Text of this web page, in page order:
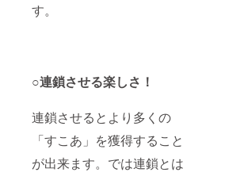
す。
○連鎖させる楽しさ！
連鎖させるとより多くの
「すこあ」を獲得すること
が出来ます。では連鎖とは